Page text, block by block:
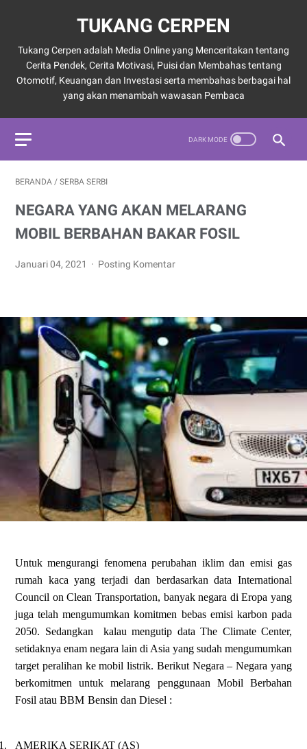
TUKANG CERPEN
Tukang Cerpen adalah Media Online yang Menceritakan tentang
Cerita Pendek, Cerita Motivasi, Puisi dan Membahas tentang
Otomotif, Keuangan dan Investasi serta membahas berbagai hal
yang akan menambah wawasan Pembaca
BERANDA / SERBA SERBI
NEGARA YANG AKAN MELARANG
MOBIL BERBAHAN BAKAR FOSIL
Januari 04, 2021 Posting Komentar
Untuk mengurangi fenomena perubahan iklim dan emisi gas
rumah kaca yang terjadi dan berdasarkan data International
Council on Clean Transportation, banyak negara di Eropa yang
juga telah mengumumkan komitmen bebas emisi karbon pada
2050. Sedangkan
kalau mengutip data The Climate Center,
setidaknya enam negara lain di Asia yang sudah mengumumkan
target peralihan ke mobil listrik. Berikut Negara – Negara yang
berkomitmen untuk melarang penggunaan Mobil Berbahan
Fosil atau BBM Bensin dan Diesel :
AMERIKA SERIKAT (AS)